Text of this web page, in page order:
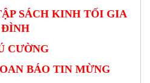
SÁCH KINH TỐI GIA
ĐÌNH
CƯỜNG
BÁO TIN MỪNG